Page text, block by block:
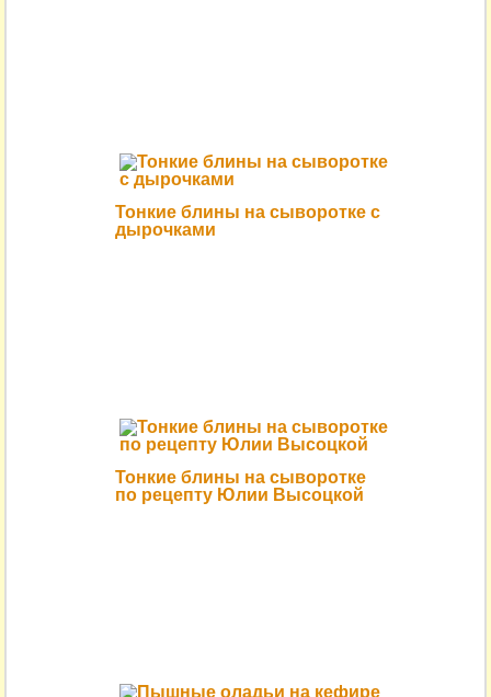
Тонкие блины на сыворотке с
дырочками
Тонкие блины на сыворотке
по рецепту Юлии Высоцкой